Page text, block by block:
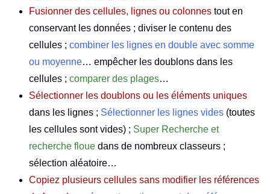
Fusionner des cellules, lignes ou colonnes tout en
conservant les données ; diviser le contenu des
cellules ; combiner les lignes en double avec somme
ou moyenne… empêcher les doublons dans les
cellules ; comparer des plages…
Sélectionner les doublons ou les éléments uniques
dans les lignes ; Sélectionner les lignes vides (toutes
les cellules sont vides) ; Super Recherche et
recherche floue dans de nombreux classeurs ;
sélection aléatoire…
Copiez plusieurs cellules sans modifier les références